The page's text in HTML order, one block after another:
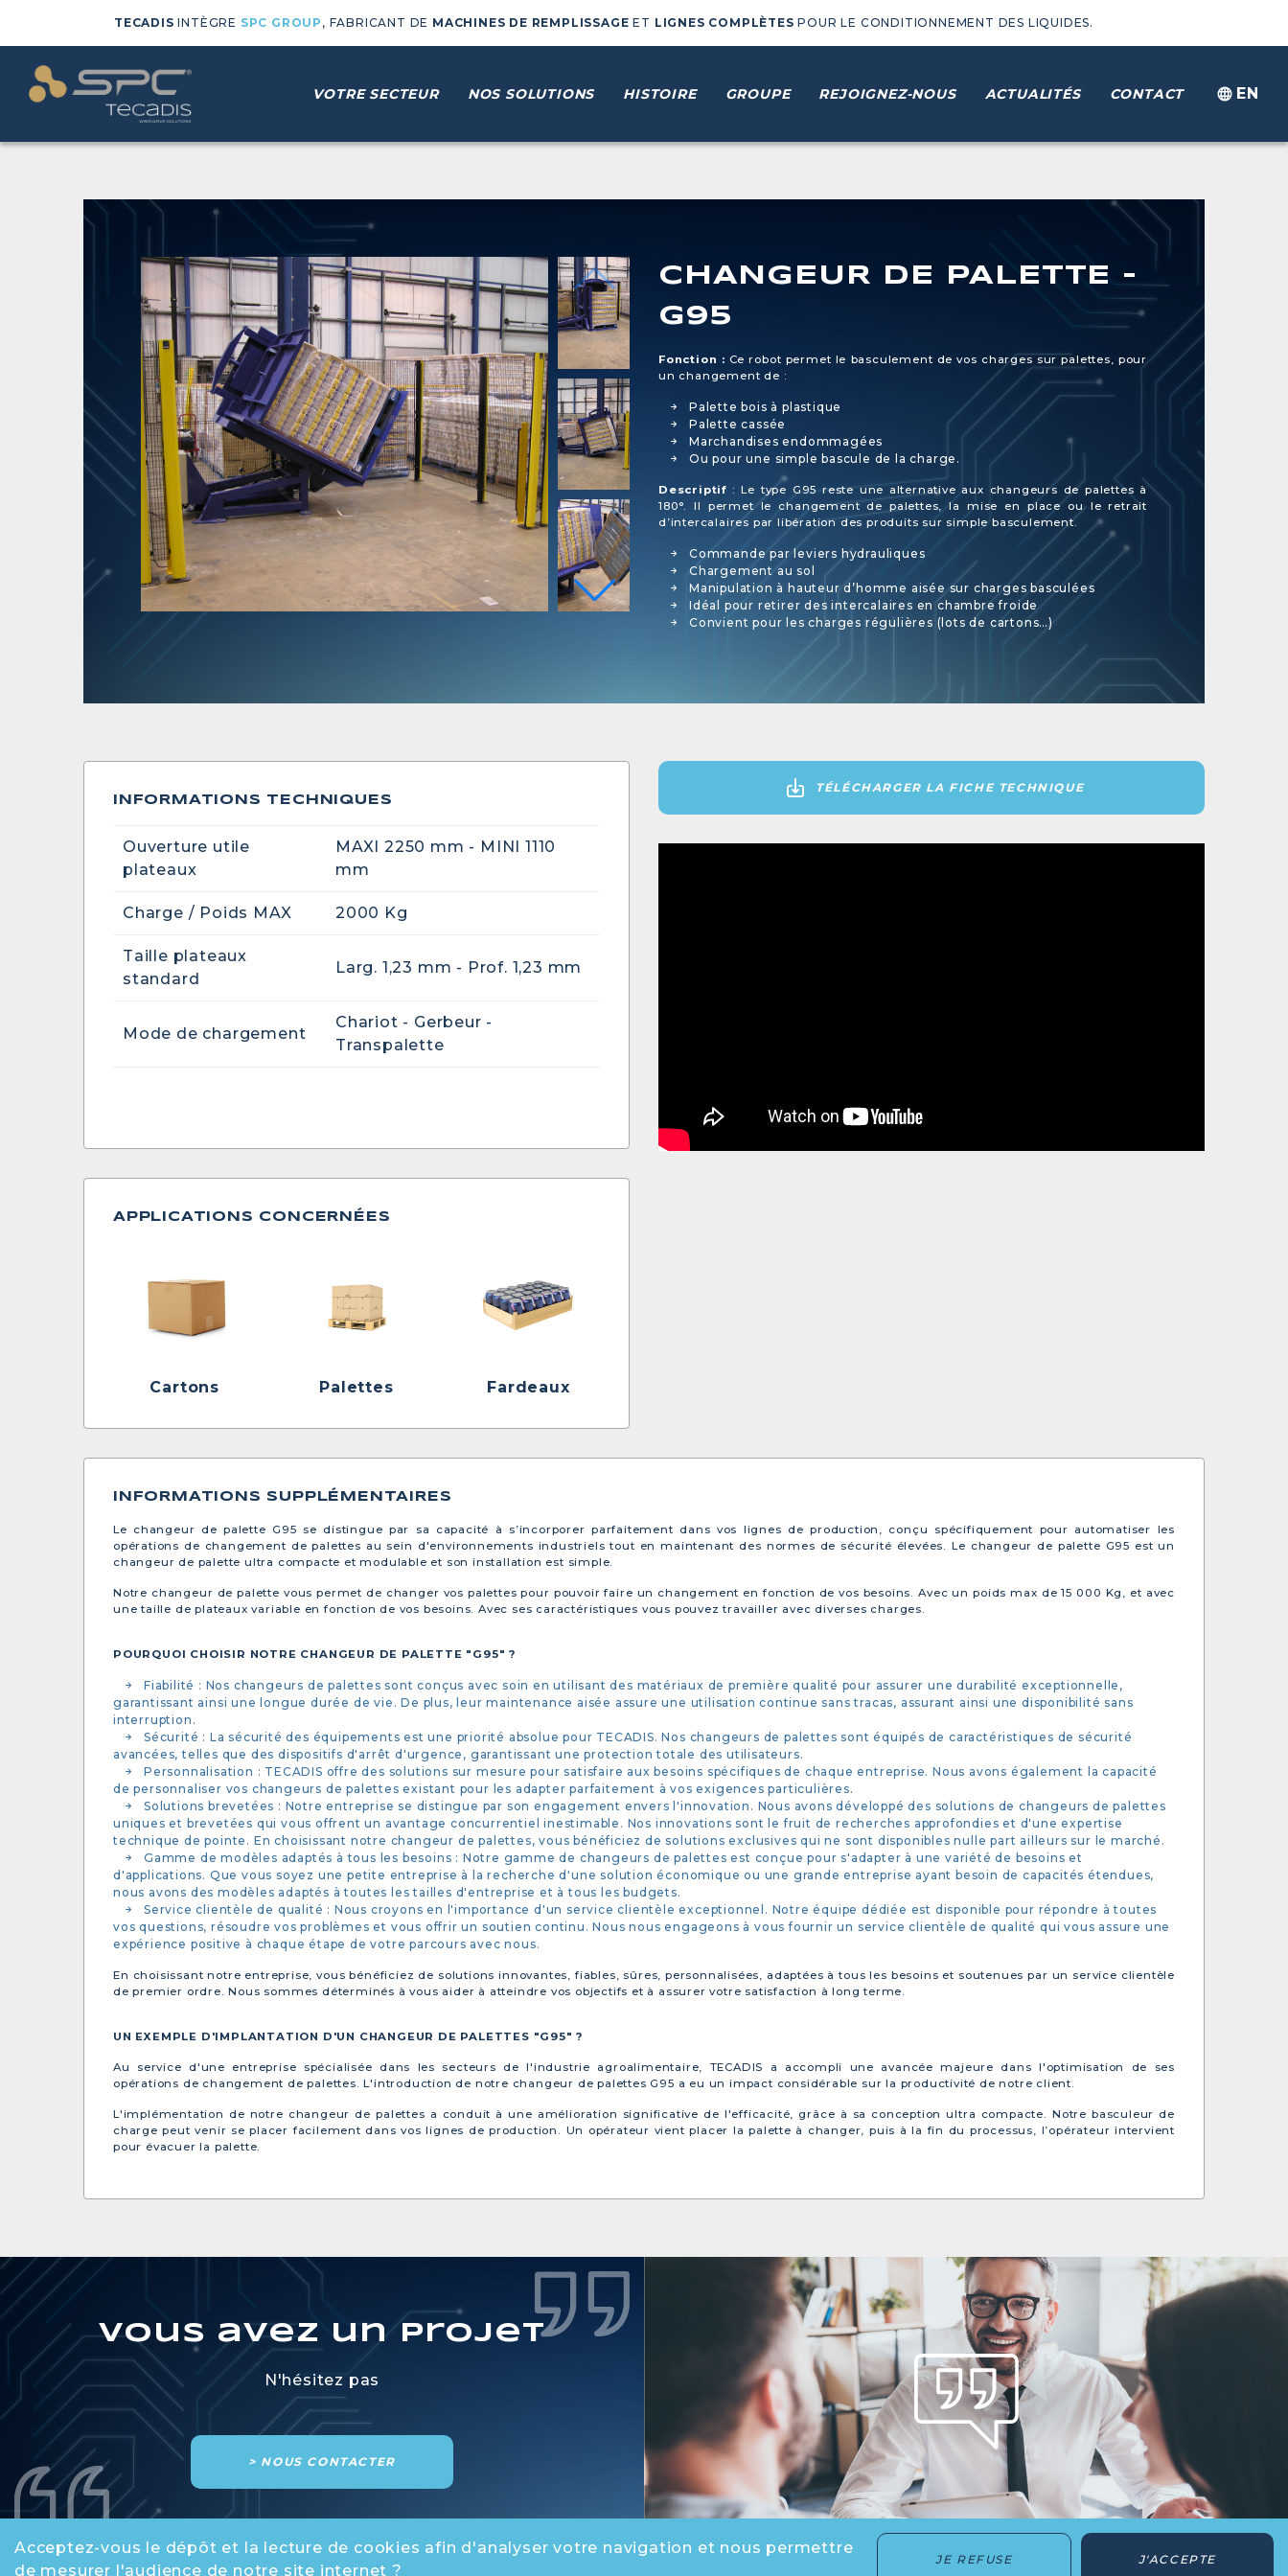
TECADIS INTÈGRE SPC GROUP , FABRICANT DE MACHINES DE REMPLISSAGE ET LIGNES COMPLÈTES POUR LE CONDITIONNEMENT DES LIQUIDES.
VOTRE SECTEUR NOS SOLUTIONS HISTOIRE GROUPE REJOIGNEZ-NOUS ACTUALITÉS CONTACT EN
CHANGEUR DE PALETTE -
G95
Fonction : Ce robot permet le basculement de vos charges sur palettes, pour
un changement de :
Palette bois à plastique
Palette cassée
Marchandises endommagées
Ou pour une simple bascule de la charge.
Descriptif : Le type G95 reste une alternative aux changeurs de palettes à
180°. Il permet le changement de palettes, la mise en place ou le retrait
d’intercalaires par libération des produits sur simple basculement.
Commande par leviers hydrauliques
Chargement au sol
Manipulation à hauteur d’homme aisée sur charges basculées
Idéal pour retirer des intercalaires en chambre froide
Convient pour les charges régulières (lots de cartons…)
INFORMATIONS TECHNIQUES
Ouverture utile
plateaux
MAXI 2250 mm - MINI 1110
mm
Charge / Poids MAX 2000 Kg
Taille plateaux
standard
Larg. 1,23 mm - Prof. 1,23 mm
Mode de chargement
Chariot - Gerbeur -
Transpalette
APPLICATIONS CONCERNÉES
Cartons Palettes Fardeaux
TÉLÉCHARGER LA FICHE TECHNIQUE
INFORMATIONS SUPPLÉMENTAIRES
Le changeur de palette G95 se distingue par sa capacité à s’incorporer parfaitement dans vos lignes de production, conçu spécifiquement pour automatiser les
opérations de changement de palettes au sein d'environnements industriels tout en maintenant des normes de sécurité élevées. Le changeur de palette G95 est un
changeur de palette ultra compacte et modulable et son installation est simple.
Notre changeur de palette vous permet de changer vos palettes pour pouvoir faire un changement en fonction de vos besoins. Avec un poids max de 15 000 Kg, et avec
une taille de plateaux variable en fonction de vos besoins. Avec ses caractéristiques vous pouvez travailler avec diverses charges.
POURQUOI CHOISIR NOTRE CHANGEUR DE PALETTE "G95" ?
Fiabilité : Nos changeurs de palettes sont conçus avec soin en utilisant des matériaux de première qualité pour assurer une durabilité exceptionnelle,
garantissant ainsi une longue durée de vie. De plus, leur maintenance aisée assure une utilisation continue sans tracas, assurant ainsi une disponibilité sans
interruption.
Sécurité : La sécurité des équipements est une priorité absolue pour TECADIS. Nos changeurs de palettes sont équipés de caractéristiques de sécurité
avancées, telles que des dispositifs d'arrêt d'urgence, garantissant une protection totale des utilisateurs.
Personnalisation : TECADIS offre des solutions sur mesure pour satisfaire aux besoins spécifiques de chaque entreprise. Nous avons également la capacité
de personnaliser vos changeurs de palettes existant pour les adapter parfaitement à vos exigences particulières.
Solutions brevetées : Notre entreprise se distingue par son engagement envers l'innovation. Nous avons développé des solutions de changeurs de palettes
uniques et brevetées qui vous offrent un avantage concurrentiel inestimable. Nos innovations sont le fruit de recherches approfondies et d'une expertise
technique de pointe. En choisissant notre changeur de palettes, vous bénéficiez de solutions exclusives qui ne sont disponibles nulle part ailleurs sur le marché.
Gamme de modèles adaptés à tous les besoins : Notre gamme de changeurs de palettes est conçue pour s'adapter à une variété de besoins et
d'applications. Que vous soyez une petite entreprise à la recherche d'une solution économique ou une grande entreprise ayant besoin de capacités étendues,
nous avons des modèles adaptés à toutes les tailles d'entreprise et à tous les budgets.
Service clientèle de qualité : Nous croyons en l'importance d'un service clientèle exceptionnel. Notre équipe dédiée est disponible pour répondre à toutes
vos questions, résoudre vos problèmes et vous offrir un soutien continu. Nous nous engageons à vous fournir un service clientèle de qualité qui vous assure une
expérience positive à chaque étape de votre parcours avec nous.
En choisissant notre entreprise, vous bénéficiez de solutions innovantes, fiables, sûres, personnalisées, adaptées à tous les besoins et soutenues par un service clientèle
de premier ordre. Nous sommes déterminés à vous aider à atteindre vos objectifs et à assurer votre satisfaction à long terme.
UN EXEMPLE D'IMPLANTATION D'UN CHANGEUR DE PALETTES "G95" ?
Au service d'une entreprise spécialisée dans les secteurs de l'industrie agroalimentaire, TECADIS a accompli une avancée majeure dans l'optimisation de ses
opérations de changement de palettes. L'introduction de notre changeur de palettes G95 a eu un impact considérable sur la productivité de notre client.
L'implémentation de notre changeur de palettes a conduit à une amélioration significative de l'efficacité, grâce à sa conception ultra compacte. Notre basculeur de
charge peut venir se placer facilement dans vos lignes de production. Un opérateur vient placer la palette à changer, puis à la fin du processus, l’opérateur intervient
pour évacuer la palette.
Vous avez un projet
N'hésitez pas
> NOUS CONTACTER
Acceptez-vous le dépôt et la lecture de cookies afin d'analyser votre navigation et nous permettre
de mesurer l'audience de notre site internet ?
JE REFUSE J'ACCEPTE